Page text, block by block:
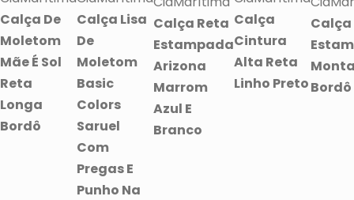
Calça De
Moletom
Mãe É Sol
Reta
Longa
Bordô
Calça Lisa
De
Moletom
Basic
Colors
Saruel
Com
Pregas E
Punho Na
Calça Reta
Estampada
Arizona
Marrom
Azul E
Branco
Calça
Cintura
Alta Reta
Linho Preto
Calça
Bordô